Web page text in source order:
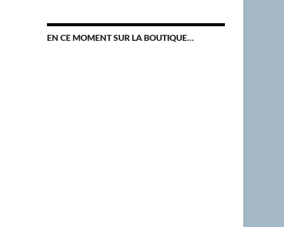
EN CE MOMENT SUR LA BOUTIQUE…